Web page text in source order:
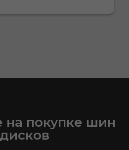
на покупке шин